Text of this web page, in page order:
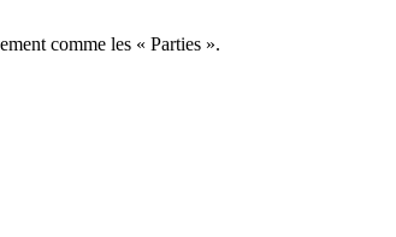
comme les « Parties ».